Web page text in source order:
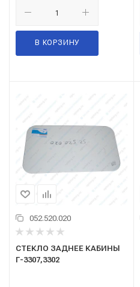
В КОРЗИНУ
052.520.020
СТЕКЛО ЗАДНЕЕ КАБИНЫ
Г-3307,3302